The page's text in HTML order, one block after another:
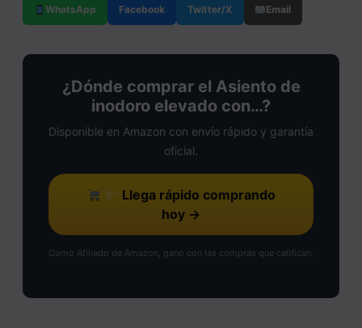
WhatsApp Facebook Twitter/X Email
¿Dónde comprar el Asiento de
inodoro elevado con…?
Disponible en Amazon con envío rápido y garantía
oficial.
Llega rápido comprando
hoy →
Como Afiliado de Amazon, gano con las compras que califican.